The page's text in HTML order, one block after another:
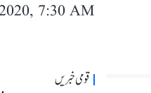
7:30 AM
قومی خبریں